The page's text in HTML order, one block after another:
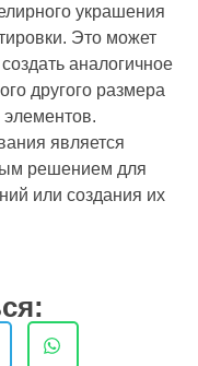
украшения
Это может
аналогичное
другого размера
является
решением для
или создания их